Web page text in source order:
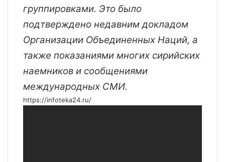
группировками. Это было
подтверждено недавним докладом
Организации Объединенных Наций, а
также показаниями многих сирийских
наемников и сообщениями
международных СМИ.
https://infoteka24.ru/